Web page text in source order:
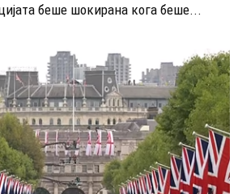
беше шокирана кога беше...